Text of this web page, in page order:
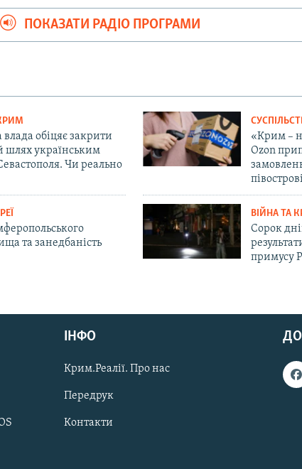
ПОКАЗАТИ РАДІО ПРОГРАМИ
влада обіцяє закрити
шлях українським
Чи реально
«Крим –
Ozon
півострові
та занедбаність
ВІЙНА ТА
Сорок
примусу
ІНФО
Крим.Реалії. Про нас
Передрук
Контакти